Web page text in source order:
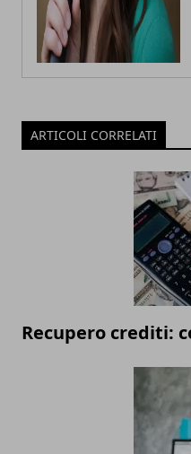
ARTICOLI CORRELATI
Recupero crediti: